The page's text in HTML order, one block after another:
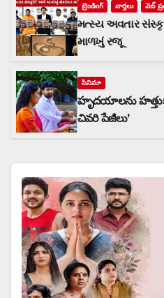
ట్రెండింగ్ వార్త‌లు వెబ్
મત્સ્ય અવતાર
માળખું રજૂ
సినిమా
హృదయాలను
చివరి పేజీలు’